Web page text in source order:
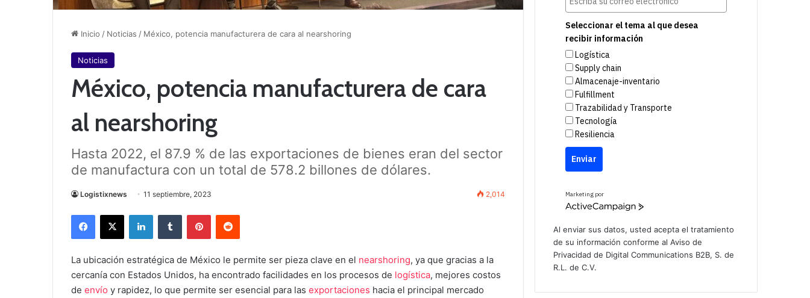
Inicio / Noticias / México, potencia manufacturera de cara al nearshoring
Noticias
México, potencia manufacturera de cara
al nearshoring
Hasta 2022, el 87.9 % de las exportaciones de bienes eran del sector
de manufactura con un total de 578.2 billones de dólares.
Logistixnews 11 septiembre, 2023 2,014
La ubicación estratégica de México le permite ser pieza clave en el nearshoring, ya que gracias a la
cercanía con Estados Unidos, ha encontrado facilidades en los procesos de logística, mejores costos
de envío y rapidez, lo que permite ser esencial para las exportaciones hacia el principal mercado
Seleccionar el tema al que desea
recibir información
Logística
Supply chain
Almacenaje-inventario
Fulfillment
Trazabilidad y Transporte
Tecnología
Resiliencia
Enviar
Marketing por
A
v
e
p
Al enviar sus datos, usted acepta el tratamiento
de su información conforme alAviso de
Privacidad de Digital Communications B2B, S. de
R.L. de C.V.